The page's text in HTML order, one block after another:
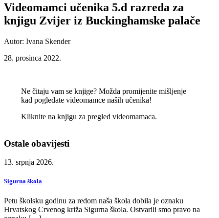
Videomamci učenika 5.d razreda za
knjigu Zvijer iz Buckinghamske palače
Autor: Ivana Skender
28. prosinca 2022.
Ne čitaju vam se knjige? Možda promijenite mišljenje
kad pogledate videomamce naših učenika!
Kliknite na knjigu za pregled videomamaca.
Ostale obavijesti
13. srpnja 2026.
Sigurna škola
Petu školsku godinu za redom naša škola dobila je oznaku
Hrvatskog Crvenog križa Sigurna škola. Ostvarili smo pravo na